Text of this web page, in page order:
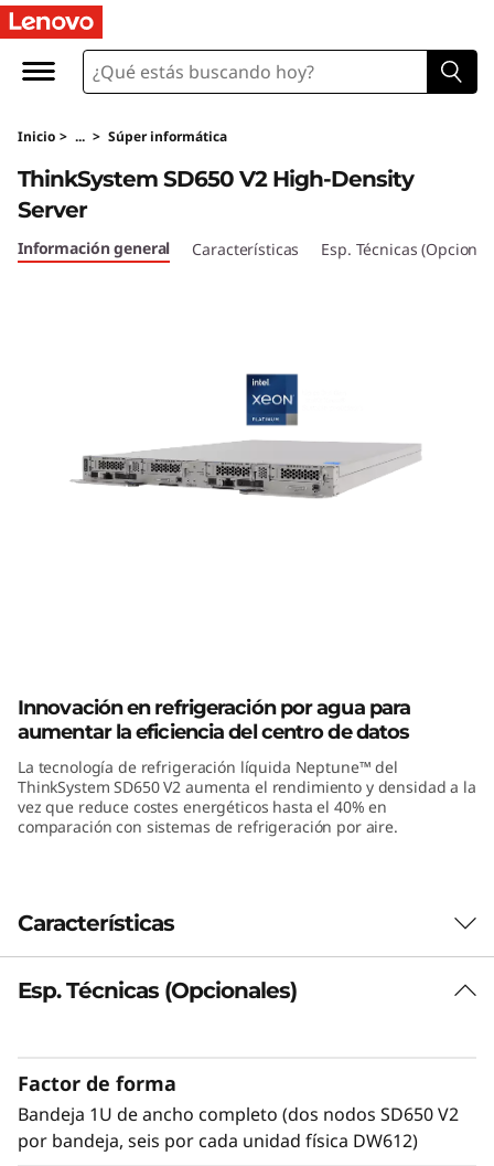
T
h
n
k
S
5
0
V
2
Inicio > ... > Súper informática
ThinkSystem SD650 V2 High-Density
Server
Información general Características Esp. Técnicas
Innovación en refrigeración por agua para
aumentar la eficiencia del centro de datos
La tecnología de refrigeración líquida Neptune™ del
ThinkSystem SD650 V2 aumenta el rendimiento y densidad a la
vez que reduce costes energéticos hasta el 40% en
comparación con sistemas de refrigeración por aire.
Características
Esp. Técnicas (Opcionales)
Factor de forma
Bandeja 1U de ancho completo (dos nodos SD650 V2
por bandeja, seis por cada unidad física DW612)